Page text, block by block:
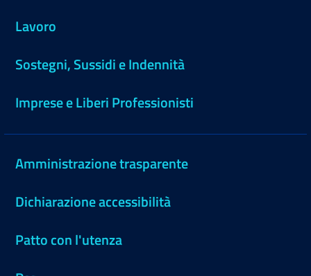
Lavoro
Sostegni, Sussidi e Indennità
Imprese e Liberi Professionisti
Amministrazione trasparente
Dichiarazione accessibilità
Patto con l'utenza